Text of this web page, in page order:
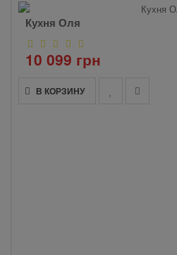
Кухня Оля
10 099 грн
В КОРЗИНУ